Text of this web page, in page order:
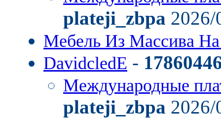
plateji_zbpa
Мебель Из Массива
DavidcledE -
Международные
plateji_zbpa